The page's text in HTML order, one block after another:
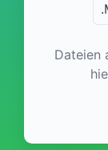
.
Dateien